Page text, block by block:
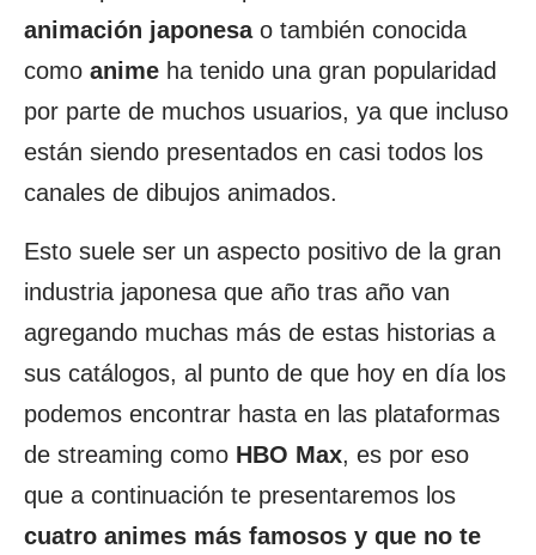
animación japonesao también conocida
como anime ha tenido una gran popularidad
por parte de muchos usuarios, ya que incluso
están siendo presentados en casi todos los
canales de dibujos animados.
Esto suele ser un aspecto positivo de la gran
industria japonesa que año tras año van
agregando muchas más de estas historias a
sus catálogos, al punto de que hoy en día los
podemos encontrar hasta en las plataformas
de streaming como HBO Max, es por eso
que a continuación te presentaremos los
cuatro animes más famosos y que no te